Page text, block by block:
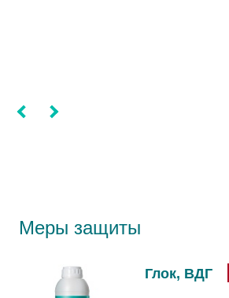
Меры защиты
Глок, ВДГ